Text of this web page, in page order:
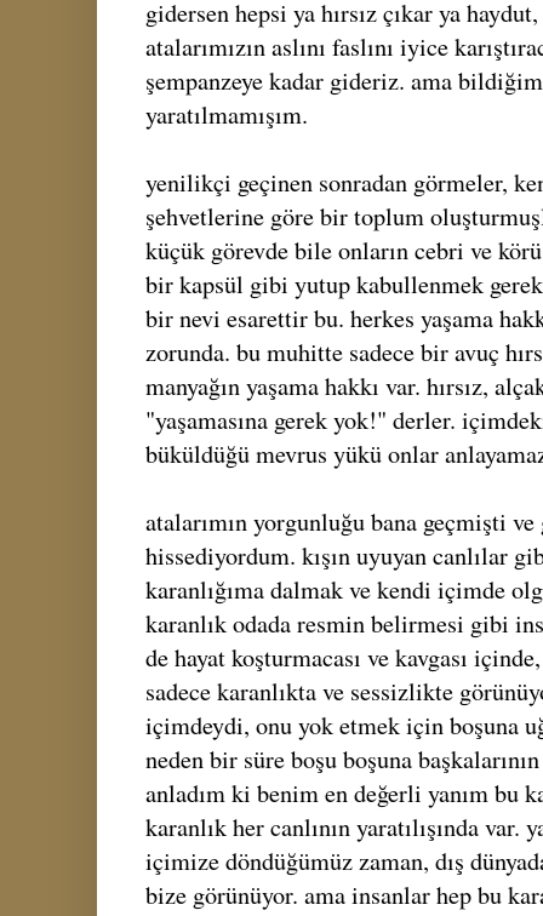
gidersen hepsi ya hırsız çıkar ya
atalarımızın aslını faslını iyice
şempanzeye kadar gideriz. ama
yaratılmamışım.
yenilikçi geçinen sonradan görmeler,
şehvetlerine göre bir toplum
küçük görevde bile onların cebri ve
bir kapsül gibi yutup kabullenmek
bir nevi esarettir bu. herkes yaşama
zorunda. bu muhitte sadece bir avuç
manyağın yaşama hakkı var. hırsız,
"yaşamasına gerek yok!" derler.
büküldüğü mevrus yükü onlar
atalarımın yorgunluğu bana geçmişti
hissediyordum. kışın uyuyan canlılar
karanlığıma dalmak ve kendi içimde
karanlık odada resmin belirmesi gibi
de hayat koşturmacası ve kavgası
sadece karanlıkta ve sessizlikte
içimdeydi, onu yok etmek için boşuna
neden bir süre boşu boşuna
anladım ki benim en değerli yanım bu
karanlık her canlının yaratılışında
içimize döndüğümüz zaman, dış
bize görünüyor. ama insanlar hep bu